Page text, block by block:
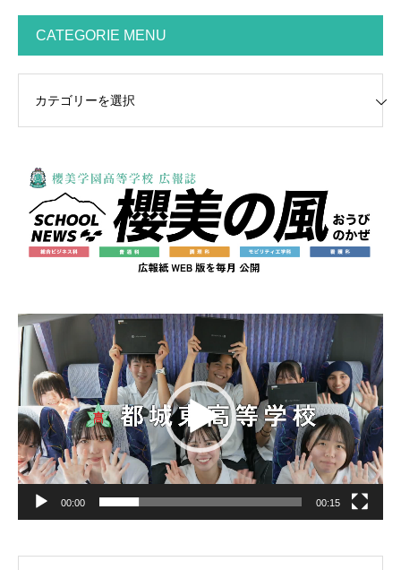
CATEGORIE MENU
動
画
プ
レ
ー
ヤ
ー
00:00 00:15